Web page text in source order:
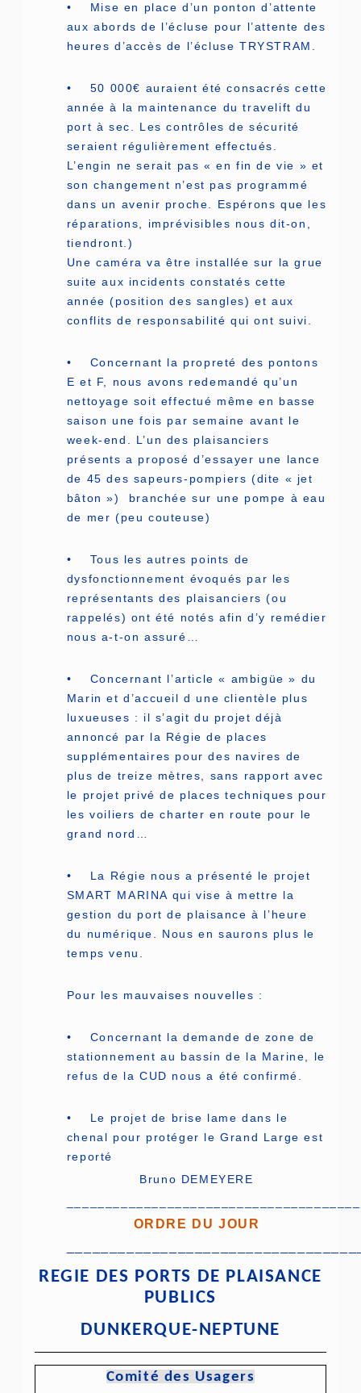
• Mise en place d’un ponton d’attente
aux abords de l’écluse pour l’attente des
heures d’accès de l’écluse TRYSTRAM.
• 50 000€ auraient été consacrés cette
année à la maintenance du travelift du
port à sec. Les contrôles de sécurité
seraient régulièrement effectués.
L’engin ne serait pas « en fin de vie » et
son changement n’est pas programmé
dans un avenir proche. Espérons que les
réparations, imprévisibles nous dit-on,
tiendront.)
Une caméra va être installée sur la grue
suite aux incidents constatés cette
année (position des sangles) et aux
conflits de responsabilité qui ont suivi.
• Concernant la propreté des pontons
E et F, nous avons redemandé qu’un
nettoyage soit effectué même en basse
saison une fois par semaine avant le
week-end. L’un des plaisanciers
présents a proposé d’essayer une lance
de 45 des sapeurs-pompiers (dite « jet
bâton ») branchée sur une pompe à eau
de mer (peu couteuse)
• Tous les autres points de
dysfonctionnement évoqués par les
représentants des plaisanciers (ou
rappelés) ont été notés afin d’y remédier
nous a-t-on assuré…
• Concernant l’article « ambigüe » du
Marin et d’accueil d une clientèle plus
luxueuses : il s’agit du projet déjà
annoncé par la Régie de places
supplémentaires pour des navires de
plus de treize mètres, sans rapport avec
le projet privé de places techniques pour
les voiliers de charter en route pour le
grand nord…
• La Régie nous a présenté le projet
SMART MARINA qui vise à mettre la
gestion du port de plaisance à l’heure
du numérique. Nous en saurons plus le
temps venu.
Pour les mauvaises nouvelles :
• Concernant la demande de zone de
stationnement au bassin de la Marine, le
refus de la CUD nous a été confirmé.
• Le projet de brise lame dans le
chenal pour protéger le Grand Large est
reporté
Bruno DEMEYERE
ORDRE DU JOUR
REGIE DES PORTS DE PLAISANCE
PUBLICS
DUNKERQUE-NEPTUNE
Comité des Usagers